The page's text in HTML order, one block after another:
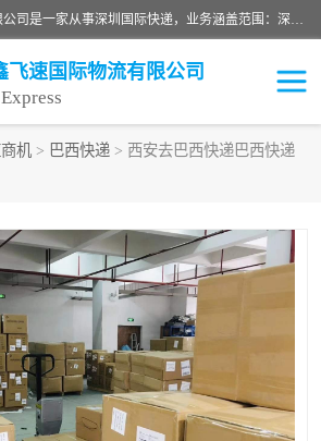
深圳市鑫飞速国际物流有限公司是一家从事深圳国际快递，业务涵盖范围：深圳DHL国际快递、深圳国际快递公司、深圳国际物流公司、深圳国际快递、深圳DHL国际快递电话可拨打全国服务热线：15019287411。欢迎各位亲来人来电到我司洽谈合作。
飞速国际物流有限公司
机 > 巴西快递 > 西安去巴西快递巴西快递
巴西快递
伊朗快递
深圳国际快递公司
深圳国际快递电话